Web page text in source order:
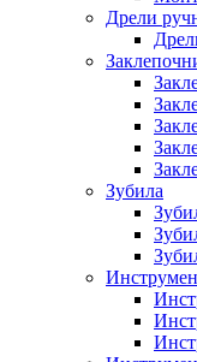
Дрели
Зубила